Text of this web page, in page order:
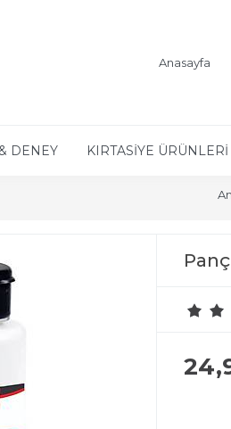
Anasayfa
DENEY KIRTASİYE ÜRÜNLERİ